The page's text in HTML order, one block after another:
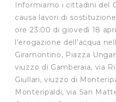
Informiamo i cittadini del
causa lavori di
ore 23.00 di giovedì 18
l’erogazione dell’acqua
Giramontino, Piazza
viuzzo di Gamberaia, via
Giullari, viuzzo di
Monteripaldi, via San